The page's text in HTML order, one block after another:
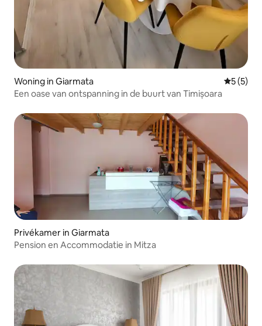
Woning in Giarmata
5 (5)
Een oase van ontspanning in de buurt van Timișoara
Privékamer in Giarmata
Pension en Accommodatie in Mitza